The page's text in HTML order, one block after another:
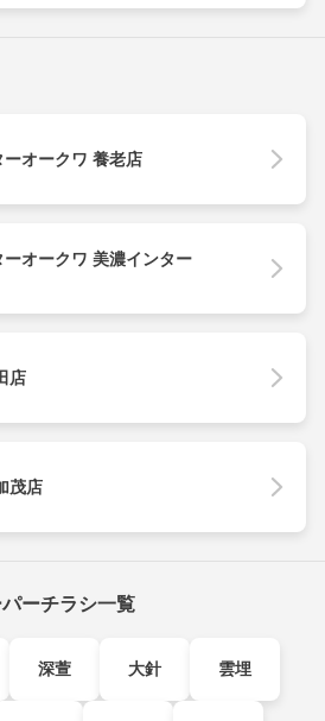
ーオークワ 養老店
ーオークワ 美濃インター
店
茂店
ーチラシ一覧
深萱 大針 雲埋